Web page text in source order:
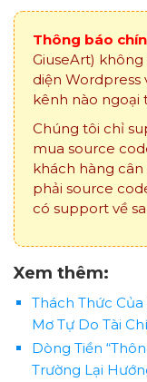
Thông báo
GiuseArt)
diện
kênh nào ngoại
Chúng tôi chỉ
mua source
khách hàng
phải source
có support về
Xem thêm:
Thách Thức Của
Mơ Tự Do Tài
Dòng Tiền
Trường Lại